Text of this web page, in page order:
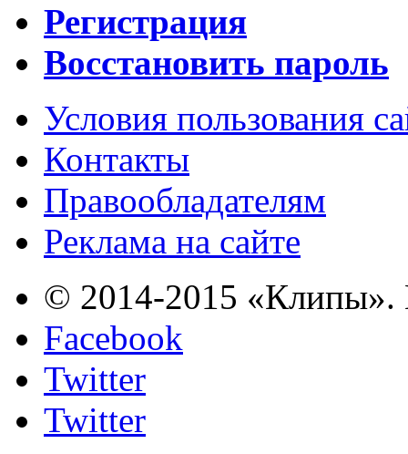
Регистрация
Восстановить пароль
Условия пользования
Контакты
Правообладателям
Реклама на сайте
© 2014-2015 «Клипы».
Facebook
Twitter
Twitter